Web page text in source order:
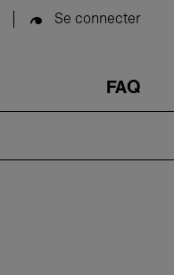
Se connecter
FAQ